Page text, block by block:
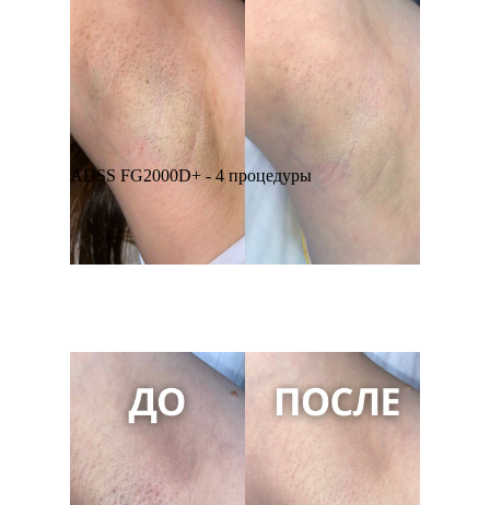
ADSS FG2000D+ - 4 процедуры